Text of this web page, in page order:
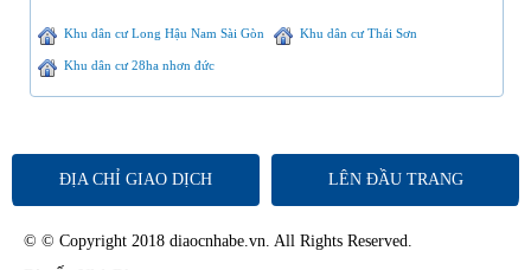
Khu dân cư Long Hậu Nam Sài Gòn Khu dân cư Thái Sơn
Khu dân cư 28ha nhơn đức
ĐỊA CHỈ GIAO DỊCH LÊN ĐẦU TRANG
© © Copyright 2018 diaocnhabe.vn. All Rights Reserved.